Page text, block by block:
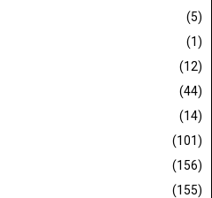
(5)
(1)
(12)
(44)
(14)
(101)
(156)
(155)